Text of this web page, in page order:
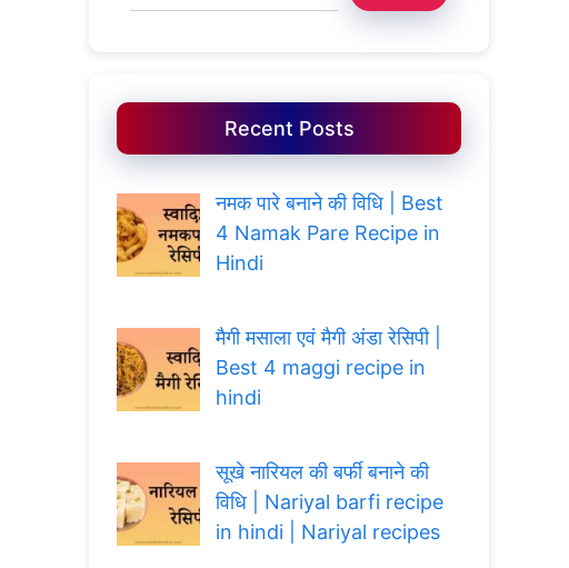
Recent Posts
नमक पारे बनाने की विधि | Best
4 Namak Pare Recipe in
Hindi
मैगी मसाला एवं मैगी अंडा रेसिपी |
Best 4 maggi recipe in
hindi
सूखे नारियल की बर्फी बनाने की
विधि | Nariyal barfi recipe
in hindi | Nariyal recipes